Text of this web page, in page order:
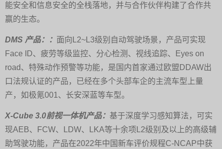
能安全和信息安全的全栈落地，并与合作伙伴构建了合作共
赢的生态。
DMS 产品：： 面向L2~L3级别自动驾驶场景，产品可实现
Face ID、疲劳等级监控、分心检测、视线追踪、Eyes on
road、特殊动作预警等功能，是国内首家通过欧盟DDAW出
口法规认证的产品，已经在多个头部车企的主流车型上量
产，如极氪001、长安深蓝等车型。
X-Cube 3.0前视一体机产品： 基于深度学习感知算法，可实
现AEB、FCW、LDW、LKA等十余项L2级别及以上的高级辅
助驾驶功能，产品在2022年中国新车评价规程C-NCAP中获